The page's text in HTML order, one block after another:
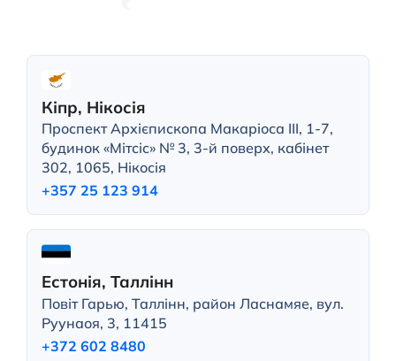
Кіпр, Нікосія
Проспект Архієпископа Макаріоса III, 1-7,
будинок «Мітсіс» № 3, 3-й поверх, кабінет
302, 1065, Нікосія
+357 25 123 914
Естонія, Таллінн
Повіт Гарью, Таллінн, район Ласнамяе, вул.
Руунаоя, 3, 11415
+372 602 8480